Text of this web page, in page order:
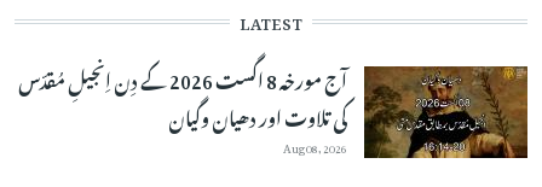
LATEST
آج مورخہ 8 اگست 2026 کے دِن اِنجیلِ مُقدّس
کی تلاوت اور دھیان وگیان
Aug 08, 2026